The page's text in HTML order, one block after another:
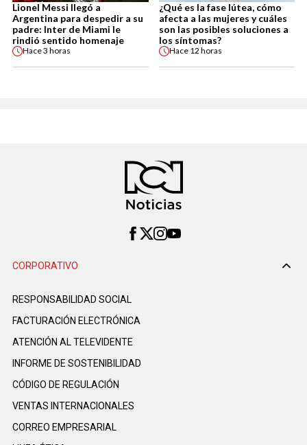
Lionel Messi llegó a
Argentina para despedir a su
padre: Inter de Miami le
rindió sentido homenaje
Hace3 horas
¿Qué es la fase lútea, cómo
afecta a las mujeres y cuáles
son las posibles soluciones a
los síntomas?
Hace 12 horas
CORPORATIVO
RESPONSABILIDAD SOCIAL
FACTURACIÓN ELECTRÓNICA
ATENCIÓN AL TELEVIDENTE
INFORME DE SOSTENIBILIDAD
CÓDIGO DE REGULACIÓN
VENTAS INTERNACIONALES
CORREO EMPRESARIAL